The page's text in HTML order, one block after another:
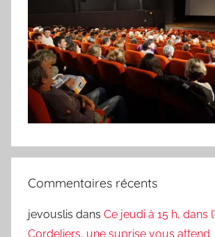
Commentaires récents
jevouslis dans Ce jeudi à 15 h, dans
Cordeliers, une suprise vous attend